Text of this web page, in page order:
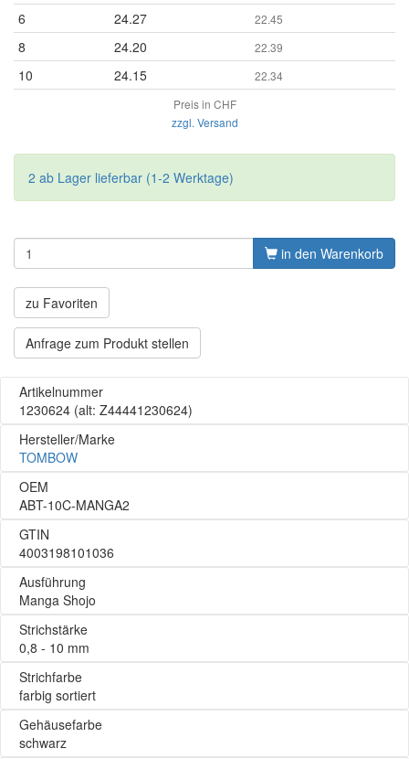
6 24.27 22.45
8 24.20 22.39
10 24.15
22.34
Preis in CHF
zzgl. Versand
2 ab Lager lieferbar (1-2 Werktage)
in den Warenkorb
zu Favoriten
Anfrage zum Produkt stellen
Artikelnummer
1230624 (alt: Z44441230624)
Hersteller/Marke
TOMBOW
OEM
ABT-10C-MANGA2
GTIN
4003198101036
Ausführung
Manga Shojo
Strichstärke
0,8 - 10 mm
Strichfarbe
farbig sortiert
Gehäusefarbe
schwarz